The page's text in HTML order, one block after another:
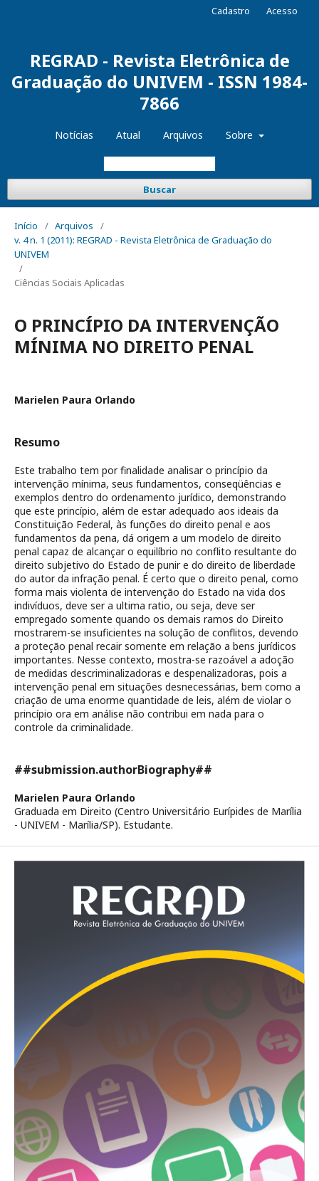
REGRAD - Revista Eletrônica de
Graduação do UNIVEM - ISSN 1984-
7866
Notícias Atual Arquivos Sobre
Buscar
Cadastro Acesso
Início / Arquivos
/
v. 4 n. 1 (2011): REGRAD - Revista Eletrônica de Graduação do
UNIVEM
/
Ciências Sociais Aplicadas
O PRINCÍPIO DA INTERVENÇÃO
MÍNIMA NO DIREITO PENAL
Marielen Paura Orlando
Resumo
Este trabalho tem por finalidade analisar o princípio da
intervenção mínima, seus fundamentos, conseqüências e
exemplos dentro do ordenamento jurídico, demonstrando
que este princípio, além de estar adequado aos ideais da
Constituição Federal, às funções do direito penal e aos
fundamentos da pena, dá origem a um modelo de direito
penal capaz de alcançar o equilíbrio no conflito resultante do
direito subjetivo do Estado de punir e do direito de liberdade
do autor da infração penal. É certo que o direito penal, como
forma mais violenta de intervenção do Estado na vida dos
indivíduos, deve ser a ultima ratio, ou seja, deve ser
empregado somente quando os demais ramos do Direito
mostrarem-se insuficientes na solução de conflitos, devendo
a proteção penal recair somente em relação a bens jurídicos
importantes. Nesse contexto, mostra-se razoável a adoção
de medidas descriminalizadoras e despenalizadoras, pois a
intervenção penal em situações desnecessárias, bem como a
criação de uma enorme quantidade de leis, além de violar o
princípio ora em análise não contribui em nada para o
controle da criminalidade.
##submission.authorBiography##
Marielen Paura Orlando
Graduada em Direito (Centro Universitário Eurípides de Marília
- UNIVEM - Marília/SP). Estudante.